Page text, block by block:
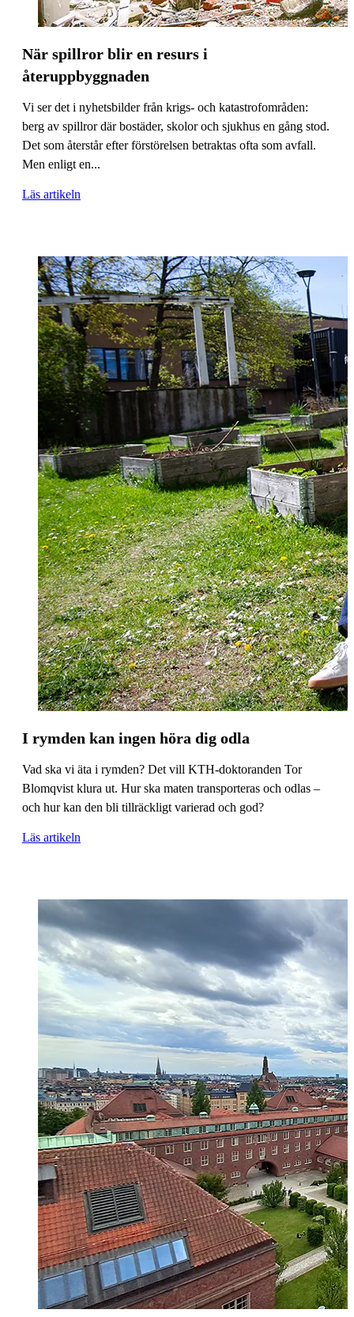
När spillror blir en resurs i
återuppbyggnaden
Vi ser det i nyhetsbilder från krigs- och katastrofområden:
berg av spillror där bostäder, skolor och sjukhus en gång stod.
Det som återstår efter förstörelsen betraktas ofta som avfall.
Men enligt en...
Läs artikeln
I rymden kan ingen höra dig odla
Vad ska vi äta i rymden? Det vill KTH-doktoranden Tor
Blomqvist klura ut. Hur ska maten transporteras och odlas –
och hur kan den bli tillräckligt varierad och god?
Läs artikeln